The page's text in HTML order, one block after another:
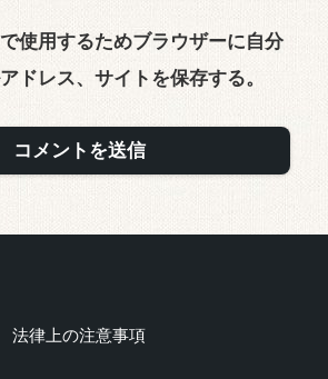
使用するためブラウザーに自分
ドレス、サイトを保存する。
法律上の注意事項